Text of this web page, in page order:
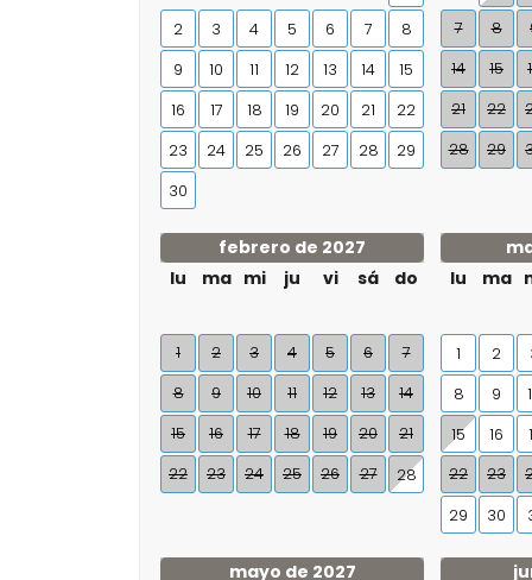
2
3 4 5 6 7
8
9
10 11 12 13 14
15
16
17 18 19 20 21
22
23
24 25 26 27 28
29
30
7
8
14
15
21
22
28
29
febrero de 2027
lu
ma mi ju vi sá do
1 2 3 4 5 6
7
8
9 10 11 12 13
14
15
16 17 18 19 20
21
22
23 24 25 26 27 28
lu
ma
1 2
8
9
15 16
22
23
29
30
mayo de 2027